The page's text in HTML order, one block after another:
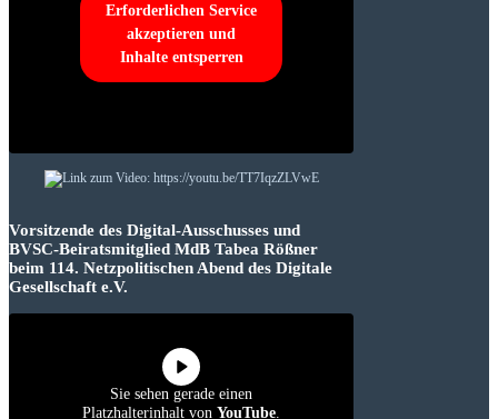
Erforderlichen Service
akzeptieren und
Inhalte entsperren
Vorsitzende des Digital-Ausschusses und
BVSC-Beiratsmitglied MdB Tabea Rößner
beim 114. Netzpolitischen Abend des Digitale
Gesellschaft e.V.
Sie sehen gerade einen
Platzhalterinhalt von YouTube